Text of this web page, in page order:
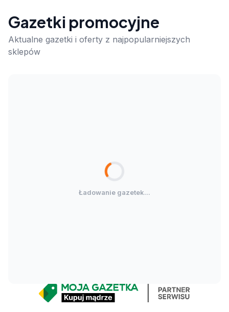
Gazetki promocyjne
Aktualne gazetki i oferty z najpopularniejszych
sklepów
Ładowanie gazetek...